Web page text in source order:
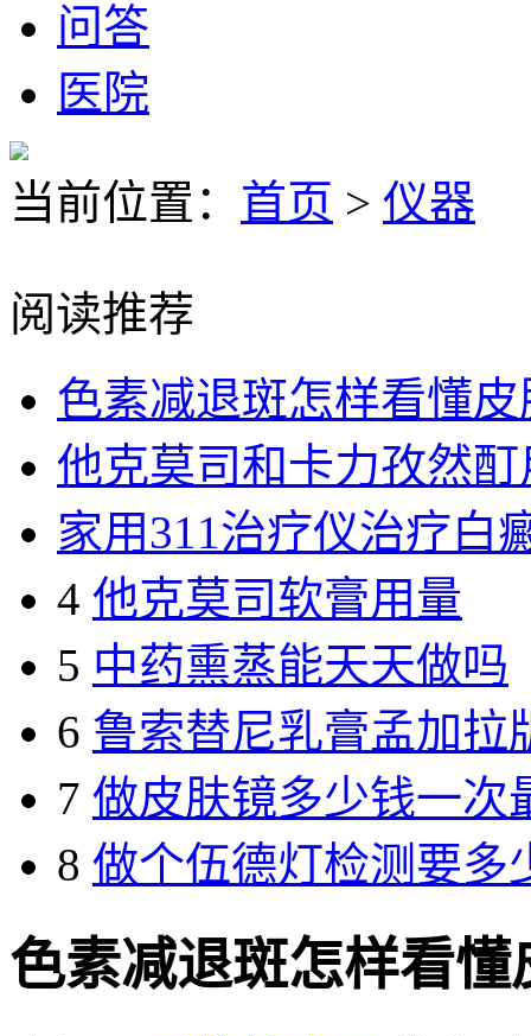
问答
医院
当前位置： 首页 > 仪器
阅读推荐
色素减退斑怎样看懂
他克莫司和卡力孜然
家用311治疗仪治疗白
4 他克莫司软膏用量
5 中药熏蒸能天天做吗
6 鲁索替尼乳膏孟加拉
7 做皮肤镜多少钱一次
8 做个伍德灯检测要多
色素减退斑怎样看